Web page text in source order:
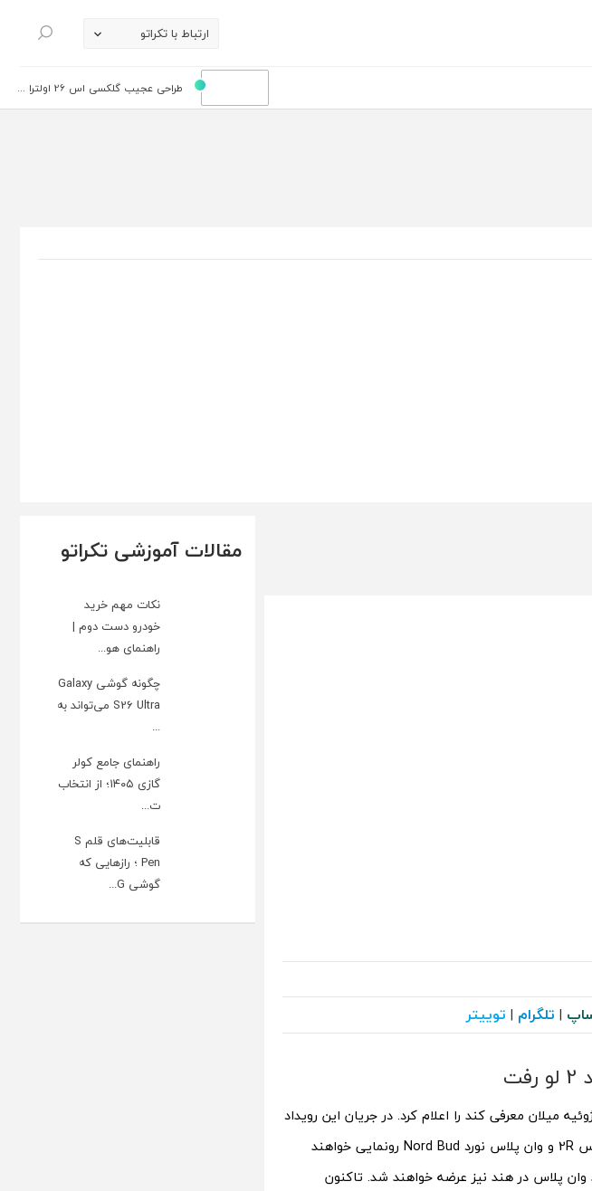
ارتباط با تکراتو
جستجو
طراحی عجیب گلکسی اس 26 اولترا ...
| تلگرام | توییتر
پلاس رسما محصولاتی که قصد دارد در رویداد 16 ژوئیه میلان معرفی کند را اعلام کرد. در جریان این رویداد
وان پلاس نورد4، مدل جهانی وان پلاس پد 2 ،وان پلاس 2R و وان پلاس نورد Nord Bud رونمایی خواهند
پلاس در هند نیز عرضه خواهند شد. تاکنون
مقالات آموزشی تکراتو
نکات مهم خرید
خودرو دست دوم |
راهنمای هو...
چگونه گوشی Galaxy
S26 Ultra می‌تواند به
...
راهنمای جامع کولر
گازی ۱۴۰۵؛ از انتخاب
ت...
قابلیت‌های قلم S
Pen ؛ رازهایی که
گوشی G...